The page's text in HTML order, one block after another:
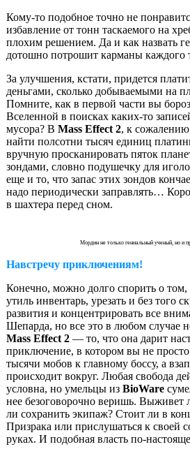
Кому-то подобное точно не
избавление от тонн таскаемого на
плохим решением. Да и как назвать
дотошно потрошит карманы каждого
За улучшения, кстати, придется
деньгами, сколько добываемыми на
Помните, как в первой части вы
Вселенной в поисках каких-то
мусора? В Mass Effect 2, к
найти полсотни тысяч единиц
вручную просканировать пяток
зондами, словно подушечку для
еще и то, что запас этих зондов
надо периодически заправлять…
в шахтера перед сном.
Мордин не только гениальный ученый, но и
Навстречу приключениям!
Конечно, можно долго спорить о том,
утиль инвентарь, урезать и без того
развития и концентрировать все
Шепарда, но все это в любом случае
Mass Effect 2 — то, что она дарит
приключение, в котором вы не просто
тысячи мобов к главному боссу, а
происходит вокруг. Любая свобода
условна, но умельцы из BioWare
нее безоговорочно веришь. Выживет
ли сохранить экипаж? Стоит ли в
Призрака или прислушаться к своей
руках. И подобная власть по-